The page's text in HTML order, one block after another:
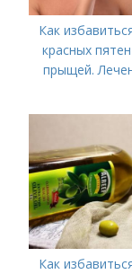
Как
красных
прыщей.
Как